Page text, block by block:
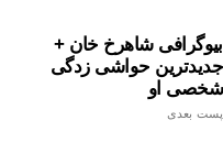
بیوگرافی شاهرخ خان +
جدیدترین حواشی زدگی
شخصی او
پست بعدی